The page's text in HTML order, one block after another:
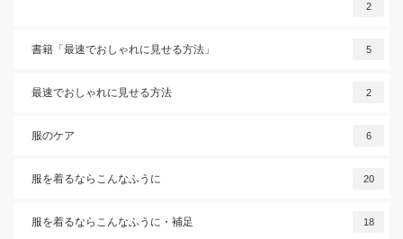
2
書籍「最速でおしゃれに見せる方法」 5
最速でおしゃれに見せる方法 2
服のケア 6
服を着るならこんなふうに 20
服を着るならこんなふうに・補足 18